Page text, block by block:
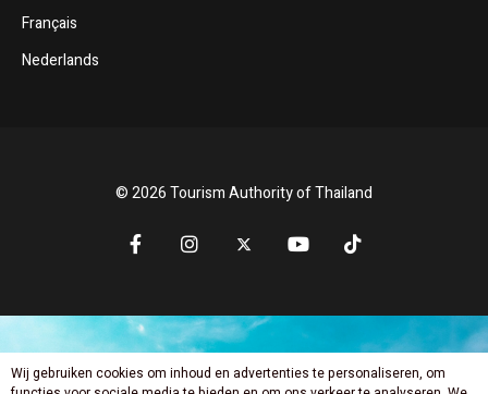
Français
Nederlands
© 2026 Tourism Authority of Thailand
Wij gebruiken cookies om inhoud en advertenties te personaliseren, om